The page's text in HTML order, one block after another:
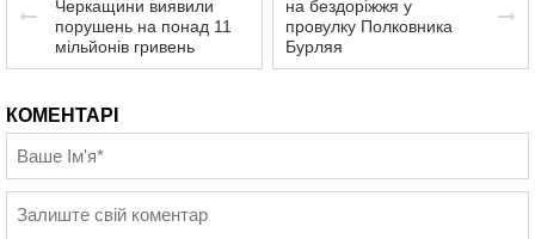
Черкащини виявили
порушень на понад 11
мільйонів гривень
на бездоріжжя у
провулку Полковника
Бурляя
КОМЕНТАРІ